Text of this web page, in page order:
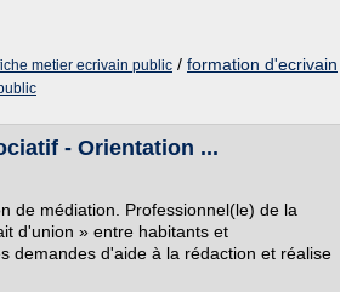
metier ecrivain public / formation d'ecrivain
- Orientation ...
de médiation. Professionnel(le) de la
d'union » entre habitants et
demandes d'aide à la rédaction et réalise